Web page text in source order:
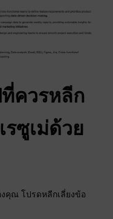
ควรหลีก
รซูเม่ด้วย
งคุณ โปรดหลีกเลี่ยงข้อ